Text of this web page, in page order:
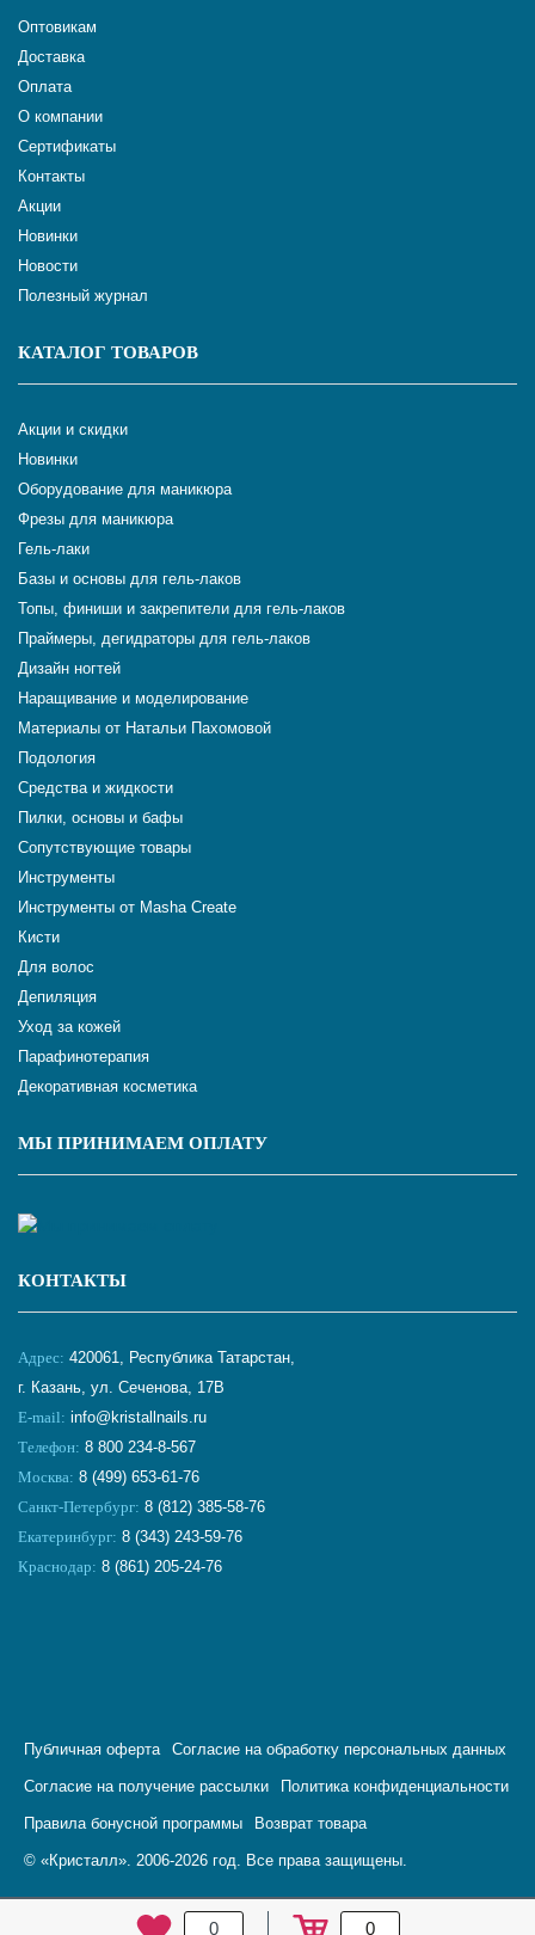
0 0
Оптовикам
Доставка
Оплата
О компании
Сертификаты
Контакты
Акции
Новинки
Новости
Полезный журнал
КАТАЛОГ ТОВАРОВ
Акции и скидки
Новинки
Оборудование для маникюра
Фрезы для маникюра
Гель-лаки
Базы и основы для гель-лаков
Топы, финиши и закрепители для гель-лаков
Праймеры, дегидраторы для гель-лаков
Дизайн ногтей
Наращивание и моделирование
Материалы от Натальи Пахомовой
Подология
Средства и жидкости
Пилки, основы и бафы
Сопутствующие товары
Инструменты
Инструменты от Masha Create
Кисти
Для волос
Депиляция
Уход за кожей
Парафинотерапия
Декоративная косметика
МЫ ПРИНИМАЕМ ОПЛАТУ
КОНТАКТЫ
Адрес: 420061, Республика Татарстан,
г. Казань, ул. Сеченова, 17В
E-mail: info@kristallnails.ru
Телефон: 8 800 234-8-567
Москва: 8 (499) 653-61-76
Санкт-Петербург: 8 (812) 385-58-76
Екатеринбург: 8 (343) 243-59-76
Краснодар: 8 (861) 205-24-76
© «Кристалл». 2006-2026 год. Все права защищены.
Публичная оферта Согласие на обработку персональных данных
Согласие на получение рассылки Политика конфиденциальности
Правила бонусной программы Возврат товара